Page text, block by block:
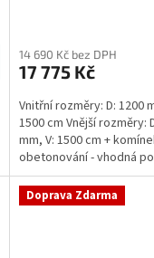
14 690 Kč bez DPH
17 775 Kč
Vnitřní rozměry: D: 1200
1500 cm Vnější rozměry:
mm, V: 1500 cm +
obetonování - vhodná
Doprava Zdarma